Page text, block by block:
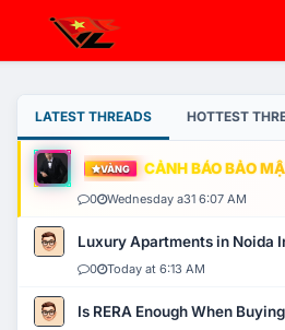
LATEST THREADS HOTTEST
VÀNG CẢNH BÁO BẢO
0 Wednesday a31 6:07 AM
Luxury Apartments in Noida
0 Today at 6:13 AM
Is RERA Enough When